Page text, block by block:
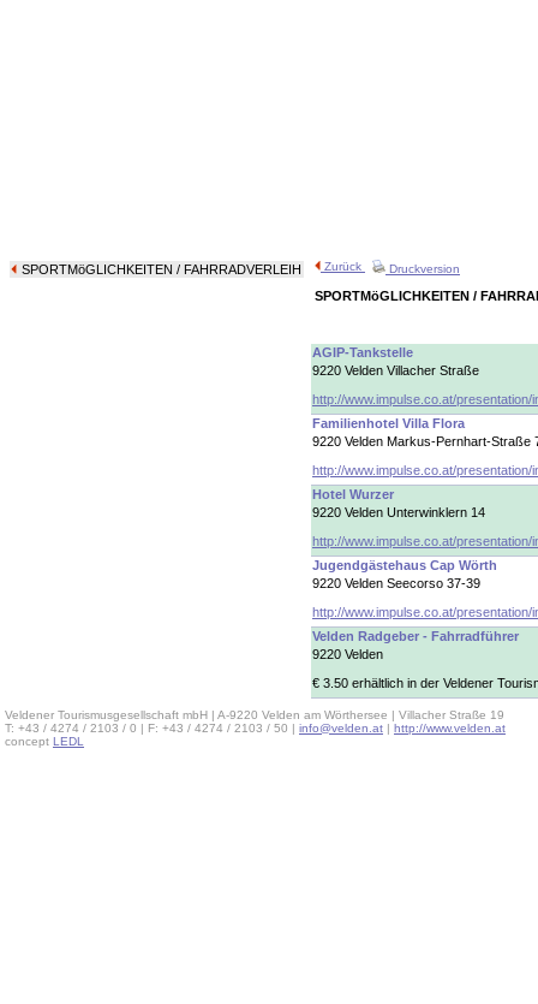
SPORTMöGLICHKEITEN / FAHRRADVERLEIH Zurück Druckversion
SPORTMöGLICHKEITEN /
AGIP-Tankstelle
9220 Velden Villacher Straße
http://www.impulse.co.at/presentation/
Familienhotel Villa Flora
9220 Velden Markus-Pernhart-Straße
http://www.impulse.co.at/presentation/
Hotel Wurzer
9220 Velden Unterwinklern 14
http://www.impulse.co.at/presentation/
Jugendgästehaus Cap Wörth
9220 Velden Seecorso 37-39
http://www.impulse.co.at/presentation/
Velden Radgeber - Fahrradführer
9220 Velden
€ 3.50 erhältlich in der Veldener
Veldener Tourismusgesellschaft mbH | A-9220 Velden am Wörthersee | Villacher Straße 19
T: +43 / 4274 / 2103 / 0 | F: +43 / 4274 / 2103 / 50 | info@velden.at | http://www.velden.at
concept LEDL